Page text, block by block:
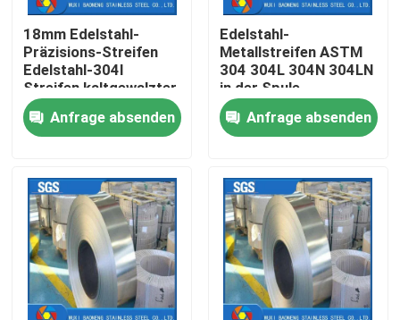
Videos
Edelstahl-Metallherstellung
Edelstahlblech-Metall
Edelstahlspule
Edelstahl-nahtloses Rohr
Edelstahl geschweißtes Rohr
18mm Edelstahl-
Präzisions-Streifen
Edelstahl-304l
Streifen kaltgewalzter
in der Spule
Anfrage absenden
Edelstahl-
Metallstreifen ASTM
304 304L 304N 304LN
in der Spule
Anfrage absenden